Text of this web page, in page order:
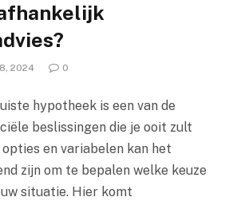
2024 0
hypotheek is een van de
beslissingen die je ooit zult
en variabelen kan het
zijn om te bepalen welke keuze
situatie. Hier komt